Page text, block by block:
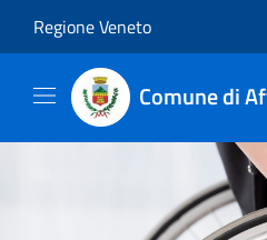
Regione Veneto
Comune di